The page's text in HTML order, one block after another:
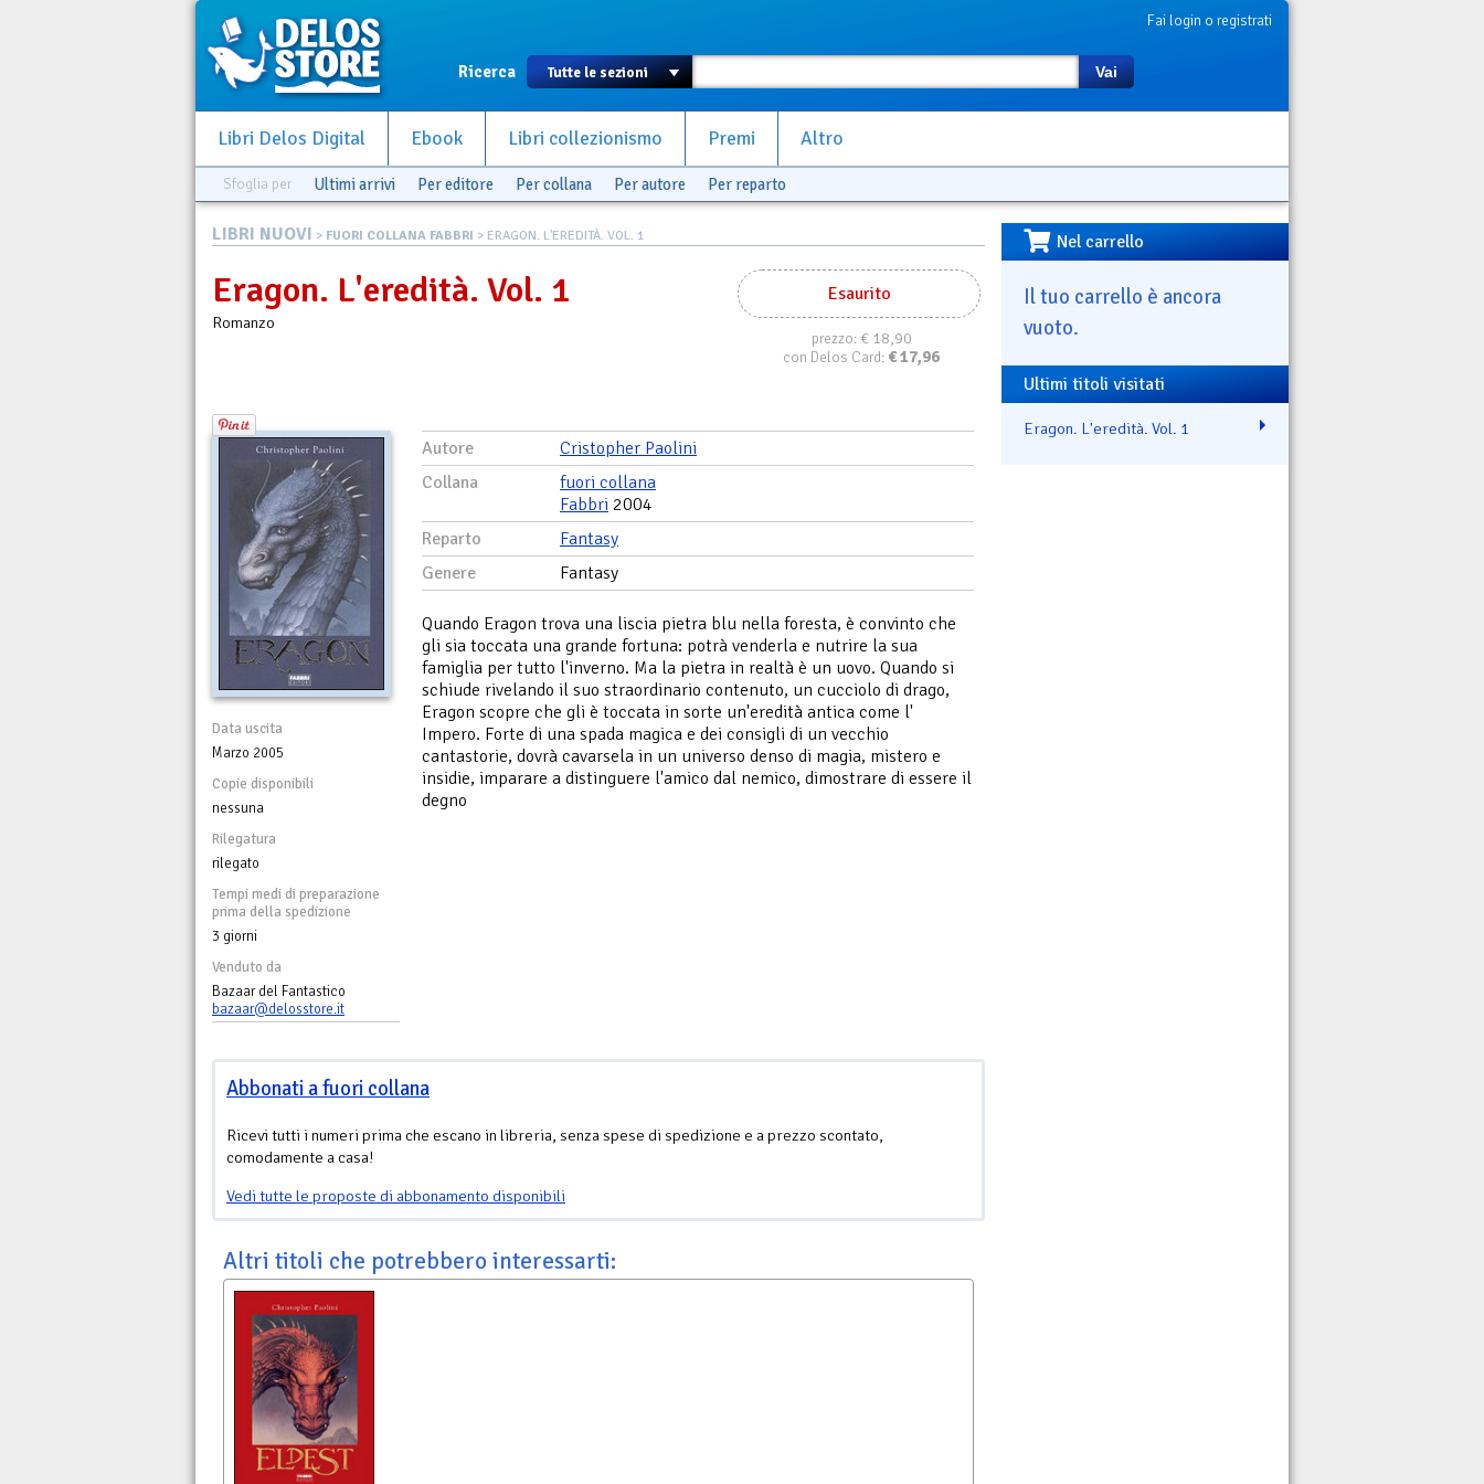
Fai login o registrati
Ricerca Vai
Libri Delos Digital Ebook Libri collezionismo Premi Altro
Sfoglia per Ultimi arrivi Per editore Per collana Per autore Per reparto
LIBRI NUOVI > FUORI COLLANA FABBRI > ERAGON. L'EREDITÀ. VOL. 1
Esaurito
prezzo:€ 18,90
con Delos Card: €17,96
Eragon. L'eredità. Vol. 1
Romanzo
Data uscita
Marzo 2005
Copie disponibili
nessuna
Rilegatura
rilegato
Tempi medi di preparazione
prima della spedizione
3 giorni
Venduto da
Bazaar del Fantastico
bazaar@delosstore.it
Autore
Cristopher Paolini
Collana
fuori collana
Fabbri 2004
Reparto
Fantasy
Genere
Fantasy
Quando Eragon trova una liscia pietra blu nella foresta, è convinto che
gli sia toccata una grande fortuna: potrà venderla e nutrire la sua
famiglia per tutto l'inverno. Ma la pietra in realtà è un uovo. Quando si
schiude rivelando il suo straordinario contenuto, un cucciolo di drago,
Eragon scopre che gli è toccata in sorte un'eredità antica come l'
Impero. Forte di una spada magica e dei consigli di un vecchio
cantastorie, dovrà cavarsela in un universo denso di magia, mistero e
insidie, imparare a distinguere l'amico dal nemico, dimostrare di essere il
degno
Abbonati a fuori collana
Ricevi tutti i numeri prima che escano in libreria, senza spese di spedizione e a prezzo scontato,
comodamente a casa!
Vedi tutte le proposte di abbonamento disponibili
Altri titoli che potrebbero interessarti:
Nel carrello
Il tuo carrello è ancora
vuoto.
Ultimi titoli visitati
Eragon. L'eredità. Vol. 1